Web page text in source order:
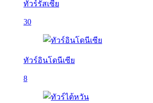
ทัวร์รัสเซีย
30
ทัวร์อินโดนีเซีย
8